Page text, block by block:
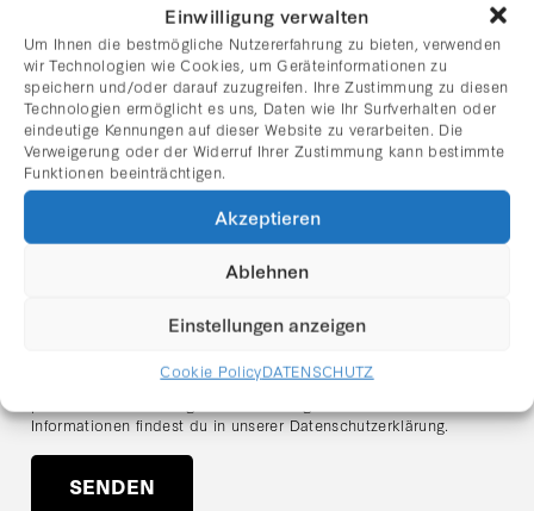
Einwilligung verwalten
Um Ihnen die bestmögliche Nutzererfahrung zu bieten, verwenden
wir Technologien wie Cookies, um Geräteinformationen zu
speichern und/oder darauf zuzugreifen. Ihre Zustimmung zu diesen
Technologien ermöglicht es uns, Daten wie Ihr Surfverhalten oder
eindeutige Kennungen auf dieser Website zu verarbeiten. Die
Verweigerung oder der Widerruf Ihrer Zustimmung kann bestimmte
Funktionen beeinträchtigen.
Akzeptieren
Ablehnen
Einstellungen anzeigen
Cookie PolicyDATENSCHUTZ
E-Mail Adresse:
Ich habe die Datenschutzerklärung gelesen und stimme
dem Erhalt des Newsletters zu.
Ich stimme zu, dass meine angegebenen Daten zum Zweck des
Mailchimp (Intuit Inc., USA). Meine Daten
werden ausschließlich für den Versand des Newsletters
Einwilligung jederzeit über den Abmeldelink im Newsletter oder
Informationen findest du in unsererDatenschutzerklärung.